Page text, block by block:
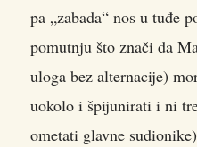
pa „zabada“ nos u tuđe
pomutnju što znači da
uloga bez alternacije)
uokolo i špijunirati i ni
ometati glavne